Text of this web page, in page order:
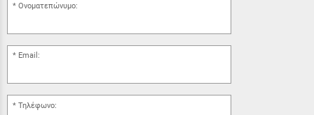
Ονοματεπώνυμο:
Email:
Τηλέφωνο: